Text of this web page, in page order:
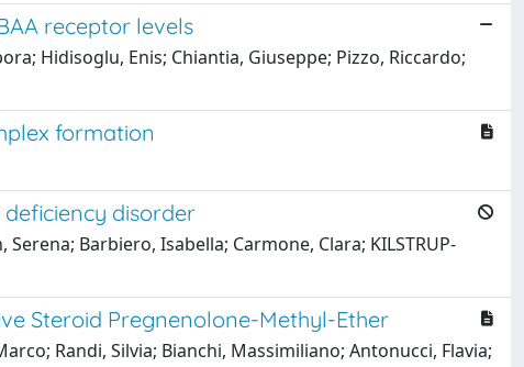
receptor levels
Hidisoglu, Enis; Chiantia, Giuseppe; Pizzo, Riccardo;
formation
disorder
Serena; Barbiero, Isabella; Carmone, Clara; KILSTRUP-
Steroid Pregnenolone-Methyl-Ether
Randi, Silvia; Bianchi, Massimiliano; Antonucci, Flavia;